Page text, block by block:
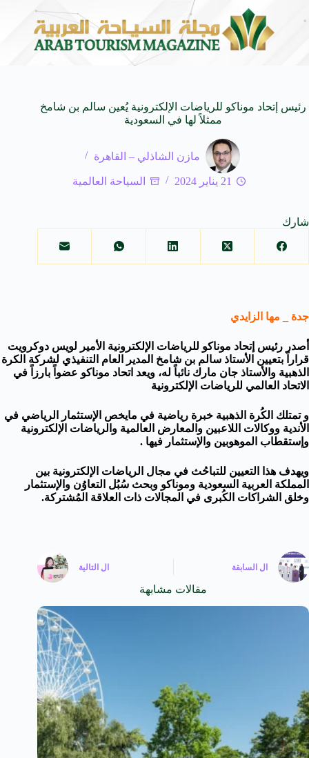
العتيقــــة 6 أغسطس 2026 بغداد حاضرة التاريخ والثقافة تستعد للدورة(27) لمعرض الكتاب الدولي بمشاركة (600) دار نشر
رئيس إتحاد موناكو للرياضات الإلكترونية يُعين سالم بن شامخ
ممثلاً لها في السعودية
مازن الشاذلي – القاهرة
21 يناير 2024 السياحة العالمية
شارك
جدة _ مها الزايدي
أصدر رئيس إتحاد موناكو للرياضات الإلكترونية الأمير لويس دوكرويت
قراراً بتعيين الأستاذ سالم بن شامخ المدير العام التنفيذي لشركة الكرة
الذهبية والأستاذ جان مارك نائباً له، ويعد اتحاد موناكو عضواً بارزاً في
الاتحاد العالمي للرياضات الإلكترونية
و تمتلك الكُرة الذهبية خبرة رياضية في مايخص الإستثمار الرياضي في
الأندية ووكالات اللاعبين والمعارض العالمية والرياضات الإلكترونية
وإستقطاب الموهوبين والإستثمار فيها .
ويهدف هذا التعيين للتباحُث في مجال الرياضات الإلكترونية بين
المملكة العربية السعودية وموناكو وبحث سُبُل التعاوُن والإستثمار
وخلق الشراكات الكُبرى في المجالات ذات العلاقة المُشتركة.
ال السابقة ال التالية
مقالات مشابهة